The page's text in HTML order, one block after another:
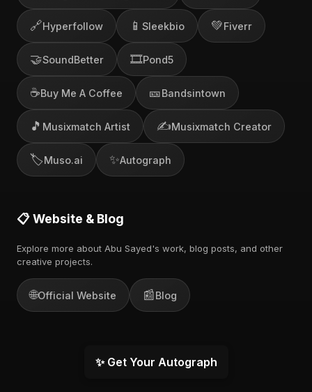
🔗Hyperfollow 📱 Sleekbio 💚Fiverr
🤝SoundBetter 🎞️Pond5
☕Buy Me A Coffee 🎫Bandsintown
🎵 Musixmatch Artist ✍️Musixmatch Creator
🏷️Muso.ai ✨Autograph
📋 Website & Blog
Explore more about Abu Sayed's work, blog posts, and other
creative projects.
🌐Official Website 📰Blog
✨ Get Your Autograph